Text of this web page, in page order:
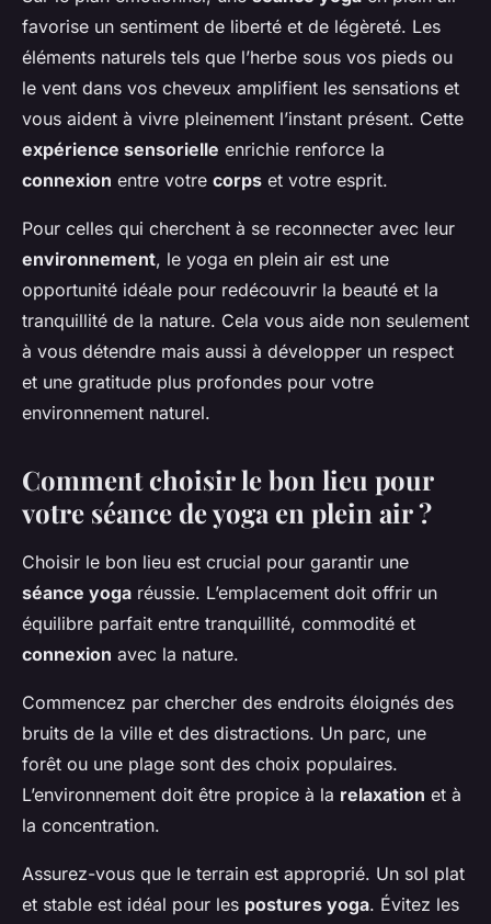
favorise un sentiment de liberté et de légèreté. Les
éléments naturels tels que l’herbe sous vos pieds ou
le vent dans vos cheveux amplifient les sensations et
vous aident à vivre pleinement l’instant présent. Cette
expérience sensorielle enrichie renforce la
connexion entre votre corps et votre esprit.
Pour celles qui cherchent à se reconnecter avec leur
environnement, le yoga en plein air est une
opportunité idéale pour redécouvrir la beauté et la
tranquillité de la nature. Cela vous aide non seulement
à vous détendre mais aussi à développer un respect
et une gratitude plus profondes pour votre
environnement naturel.
Comment choisir le bon lieu pour
votre séance de yoga en plein air ?
Choisir le bon lieu est crucial pour garantir une
séance yoga réussie. L’emplacement doit offrir un
équilibre parfait entre tranquillité, commodité et
connexion avec la nature.
Commencez par chercher des endroits éloignés des
bruits de la ville et des distractions. Un parc, une
forêt ou une plage sont des choix populaires.
L’environnement doit être propice à la relaxation et à
la concentration.
Assurez-vous que le terrain est approprié. Un sol plat
et stable est idéal pour les postures yoga. Évitez les